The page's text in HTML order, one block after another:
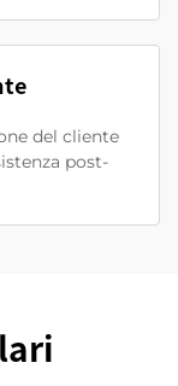
del cliente
post-